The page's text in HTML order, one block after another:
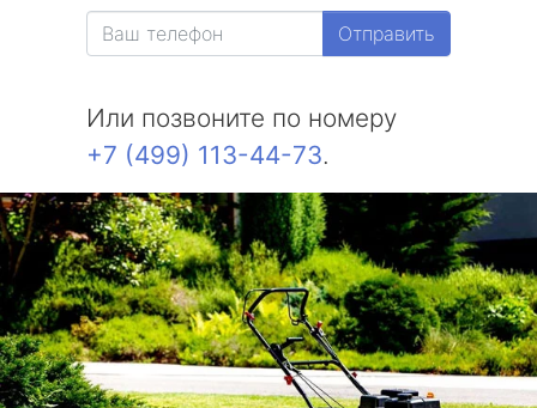
Отправить
Или позвоните по номеру
+7 (499) 113-44-73.